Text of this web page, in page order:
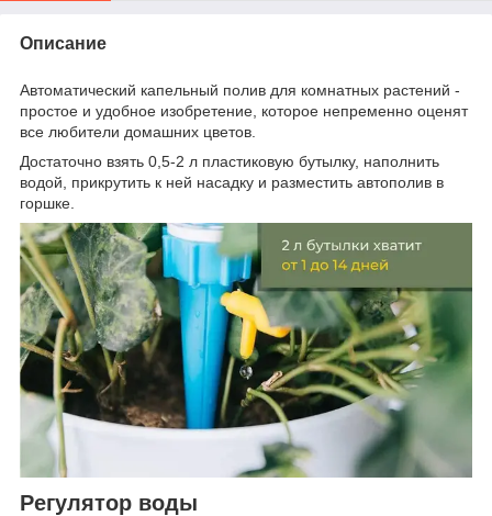
Описание
Автоматический капельный полив для комнатных растений -
простое и удобное изобретение, которое непременно оценят
все любители домашних цветов.
Достаточно взять 0,5-2 л пластиковую бутылку, наполнить
водой, прикрутить к ней насадку и разместить автополив в
горшке.
Регулятор воды